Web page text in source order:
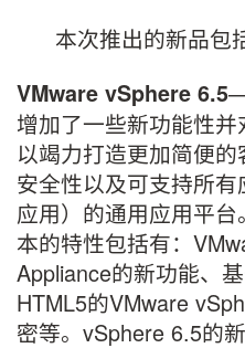
本次推出的新品包
VMware vSphere 6.5
增加了一些新功能性并
以竭力打造更加简便
安全性以及可支持所
应用）的通用应用平
本的特性包括有：
Appliance的新功能、
HTML5的VMware
密等。vSphere 6.5的